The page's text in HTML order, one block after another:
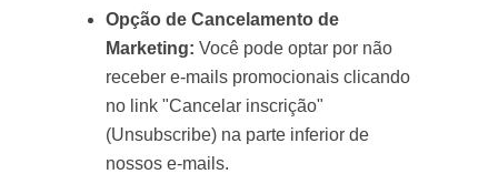
Opção de Cancelamento de
Marketing: Você pode optar por não
receber e-mails promocionais clicando
no link "Cancelar inscrição"
(Unsubscribe) na parte inferior de
nossos e-mails.